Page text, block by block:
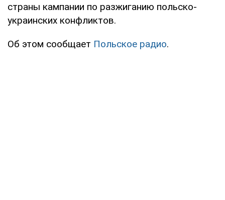
страны кампании по разжиганию польско-
украинских конфликтов.
Об этом сообщает Польское радио.